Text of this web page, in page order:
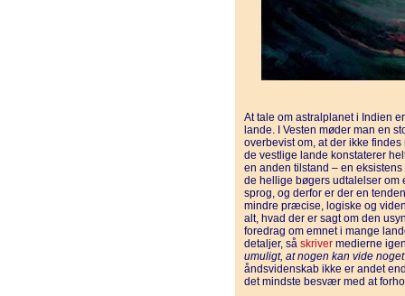
At tale om astralplanet i Indien
lande. I Vesten møder man en
overbevist om, at der ikke
de vestlige lande konstaterer
en anden tilstand – en
de hellige bøgers udtalelser om
sprog, og derfor er der en
mindre præcise, logiske og
alt, hvad der er sagt om den
foredrag om emnet i mange
detaljer, så skriver medierne
umuligt, at nogen kan vide
åndsvidenskab ikke er andet
det mindste besvær med at